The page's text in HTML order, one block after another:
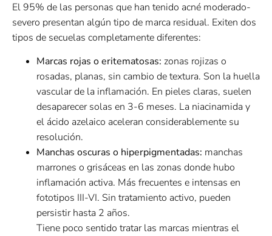
El 95% de las personas que han tenido acné moderado-
severo presentan algún tipo de marca residual. Exiten dos
tipos de secuelas completamente diferentes:
Marcas rojas o eritematosas: zonas rojizas o
rosadas, planas, sin cambio de textura. Son la huella
vascular de la inflamación. En pieles claras, suelen
desaparecer solas en 3-6 meses. La niacinamida y
el ácido azelaico aceleran considerablemente su
resolución.
Manchas oscuras o hiperpigmentadas: manchas
marrones o grisáceas en las zonas donde hubo
inflamación activa. Más frecuentes e intensas en
fototipos III-VI. Sin tratamiento activo, pueden
persistir hasta 2 años.
Tiene poco sentido tratar las marcas mientras el